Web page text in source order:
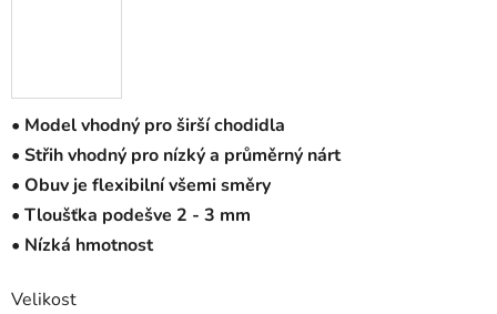
• Model vhodný pro širší chodidla
• Střih vhodný pro nízký a průměrný nárt
• Obuv je flexibilní všemi směry
• Tloušťka podešve 2 - 3 mm
• Nízká hmotnost
Velikost